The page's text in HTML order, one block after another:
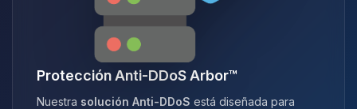
Protección Anti-DDoS Arbor™
Nuestra solución Anti-DDoS está diseñada para